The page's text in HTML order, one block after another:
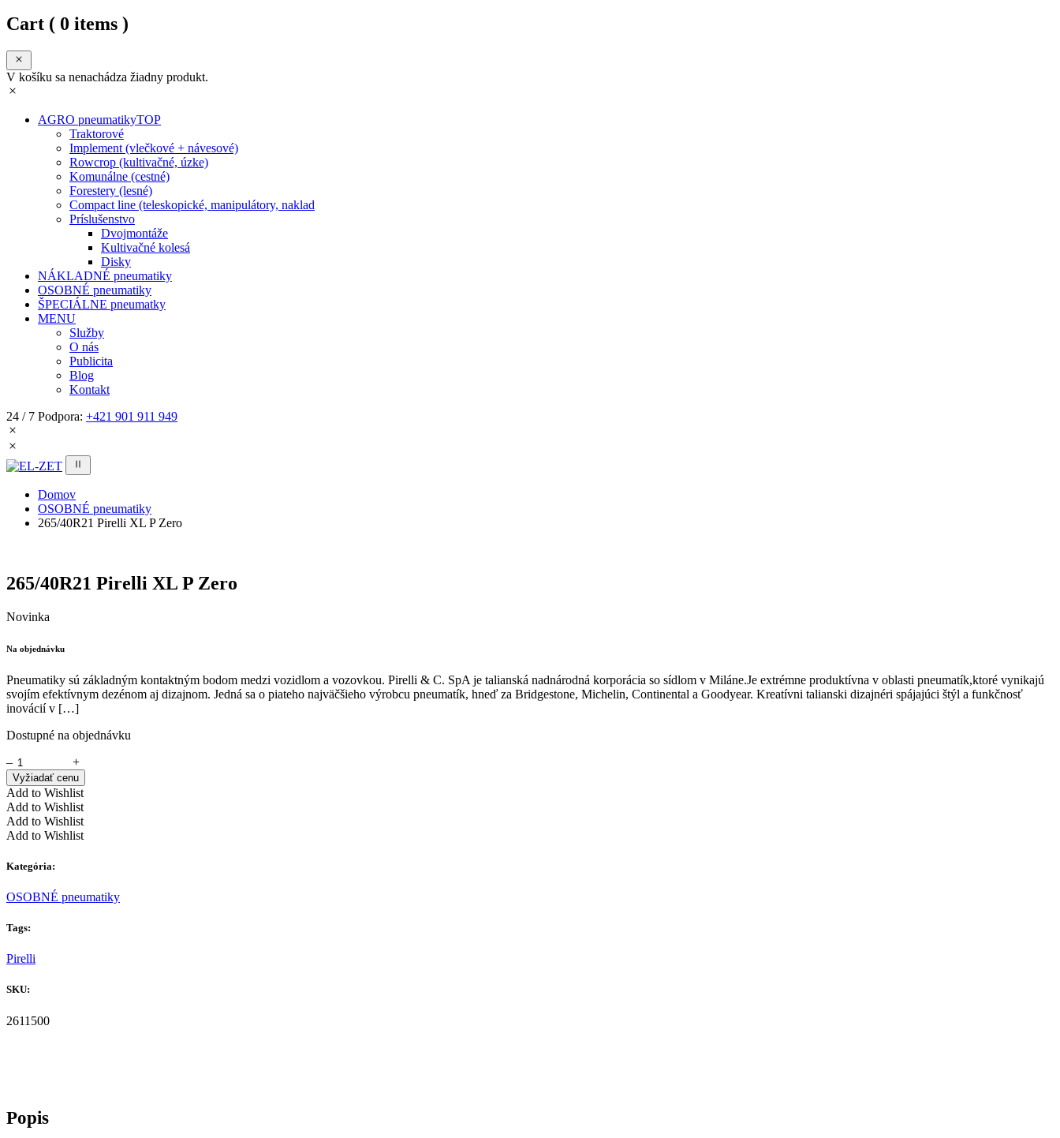
Cart ( 0 items )
V košíku sa nenachádza žiadny produkt.
AGRO pneumatikyTOP
Traktorové
Implement (vlečkové + návesové)
Rowcrop (kultivačné, úzke)
Komunálne (cestné)
Forestery (lesné)
Compact line (teleskopické, manipulátory, naklad
Príslušenstvo
Dvojmontáže
Kultivačné kolesá
Disky
NÁKLADNÉ pneumatiky
OSOBNÉ pneumatiky
ŠPECIÁLNE pneumatky
MENU
Služby
O nás
Publicita
Blog
Kontakt
24 / 7 Podpora: +421 901 911 949
Domov
OSOBNÉ pneumatiky
265/40R21 Pirelli XL P Zero
265/40R21 Pirelli XL P Zero
Novinka
Na objednávku
Pneumatiky sú základným kontaktným bodom medzi vozidlom a vozovkou. Pirelli & C. SpA je talianská nadnárodná korporácia so sídlom v Miláne.Je extrémne produktívna v oblasti pneumatík,ktoré vynikajú
svojím efektívnym dezénom aj dizajnom. Jedná sa o piateho najväčšieho výrobcu pneumatík, hneď za Bridgestone, Michelin, Continental a Goodyear. Kreatívni talianski dizajnéri spájajúci štýl a funkčnosť
inovácií v […]
Dostupné na objednávku
–
+
Vyžiadať cenu
Add to Wishlist
Add to Wishlist
Add to Wishlist
Add to Wishlist
Kategória:
OSOBNÉ pneumatiky
Tags:
Pirelli
SKU:
2611500